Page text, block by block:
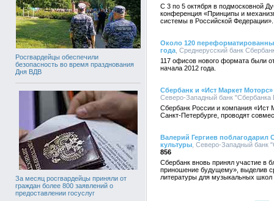
Росгвардейцы обеспечили
безопасность во время празднования
Дня ВДВ
За месяц росгвардейцы приняли от
граждан более 800 заявлений о
предоставлении госуслуг
С 3 по 5 октября в подмосковной
конференция «Принципы и
системы в Российской Федерации».
Около 120
года , Среднерусский банк
117 офисов нового формата были
начала 2012 года.
Сбербанк и «Ист Маркет
Северо-Западный банк "Сбербанка
Сбербанк России и компания «Ист
Санкт-Петербурге, проводят
Валерий Гергиев поблагодарил
культуры , Северо-Западный банк
856
Сбербанк вновь принял участие в
приношение будущему», выделив
литературы для музыкальных школ